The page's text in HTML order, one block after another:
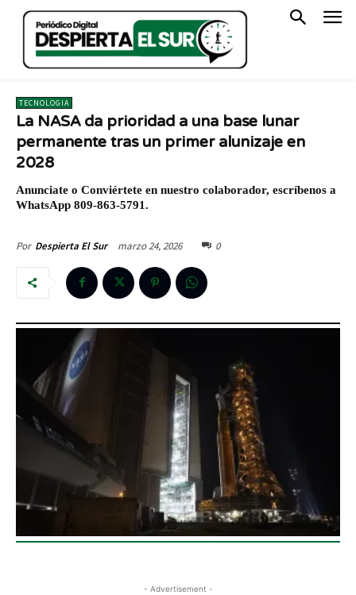
TECNOLOGIA
La NASA da prioridad a una base lunar
permanente tras un primer alunizaje en
2028
Anunciate o Conviértete en nuestro colaborador, escríbenos a
WhatsApp 809-863-5791.
Por Despierta El Sur marzo 24, 2026 0
- Advertisement -